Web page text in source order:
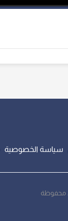
سياسة الخصوصية